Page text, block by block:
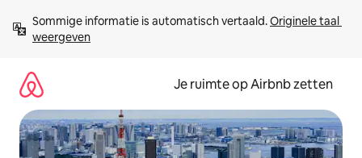
direct
naar
Sommige informatie is automatisch vertaald. Originele taal
weergeven
Je ruimte op Airbnb zetten